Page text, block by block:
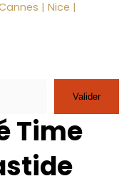
| Nice |
Valider
Time